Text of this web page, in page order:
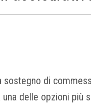
sostegno di
una delle opzioni più